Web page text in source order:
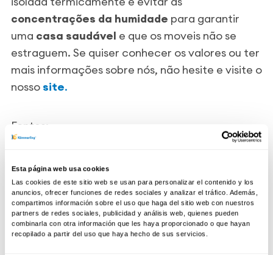
Esta página web usa cookies
Las cookies de este sitio web se usan para personalizar el contenido y los
anuncios, ofrecer funciones de redes sociales y analizar el tráfico. Además,
compartimos información sobre el uso que haga del sitio web con nuestros
partners de redes sociales, publicidad y análisis web, quienes pueden
combinarla con otra información que les haya proporcionado o que hayan
recopilado a partir del uso que haya hecho de sus servicios.
concentrações da humidade para garantir
uma casa saudável e que os moveis não se
estraguem. Se quiser conhecer os valores ou ter
mais informações sobre nós, não hesite e visite o
nosso site.
Fontes:
Amandomicasa.com
Viviendasaludable.es
Abourespanol.com